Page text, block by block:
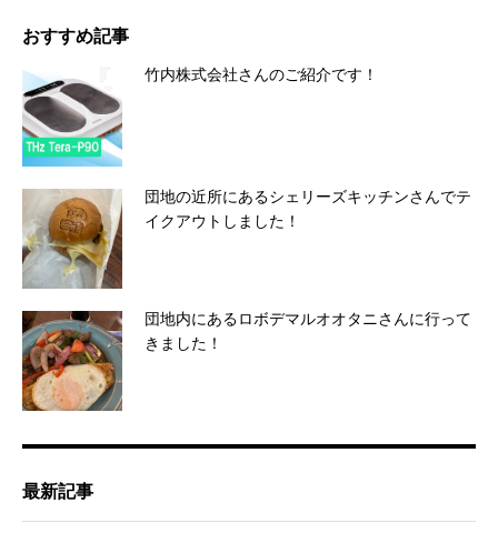
おすすめ記事
竹内株式会社さんのご紹介です！
団地の近所にあるシェリーズキッチンさんでテ
イクアウトしました！
団地内にあるロボデマルオオタニさんに行って
きました！
最新記事